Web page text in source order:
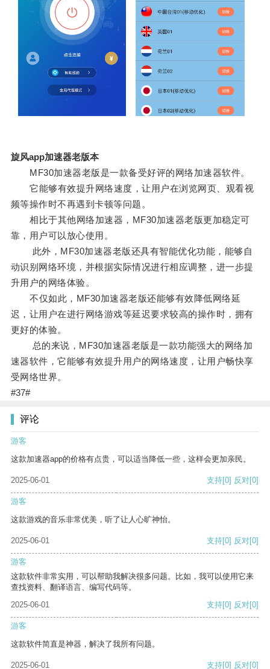
旋风app加速器老版本
MF30加速器老版是一款备受好评的网络加速器软件。
它能够有效提升网络速度，让用户在浏览网页、观看视
频等操作时不再遇到卡顿等问题。
相比于其他网络加速器，MF30加速器老版更加稳定可
靠，用户可以放心使用。
此外，MF30加速器老版还具有智能优化功能，能够自
动识别网络环境，并根据实际情况进行相应调整，进一步提
升用户的网络体验。
不仅如此，MF30加速器老版还能够有效降低网络延
迟，让用户在进行网络游戏等延迟要求较高的操作时，拥有
更好的体验。
总的来说，MF30加速器老版是一款功能强大的网络加
速器软件，它能够有效提升用户的网络速度，让用户畅快享
受网络世界。
#37#
评论
游客
这款加速器app的价格有点贵，可以适当降低一些，这样会更加亲民。
2025-06-01 支持[0] 反对[0]
游客
这款游戏的音乐非常优美，听了让人心旷神怡。
2025-06-01 支持[0] 反对[0]
游客
这款软件非常实用，可以帮助我解决很多问题。比如，我可以使用它来
查找资料、翻译语言、编写代码等。
2025-06-01
支持[0] 反对[0]
游客
这款软件简直是神器，解决了我所有问题。
2025-06-01 支持[0] 反对[0]